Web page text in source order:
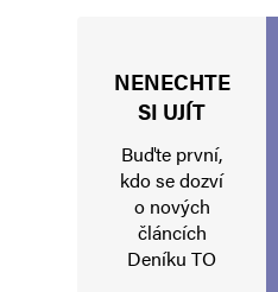
Vaše e-mailová adresa nebude zveřejněna.
NENECHTE
SI UJÍT
Buďte první,
kdo se dozví
o nových
článcích
Deníku TO